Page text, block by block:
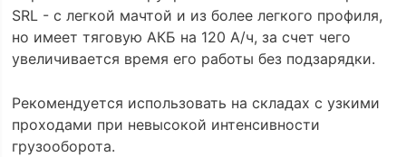
SRL - с легкой мачтой и из более легкого профиля,
но имеет тяговую АКБ на 120 А/ч, за счет чего
увеличивается время его работы без подзарядки.
Рекомендуется использовать на складах с узкими
проходами при невысокой интенсивности
грузооборота.